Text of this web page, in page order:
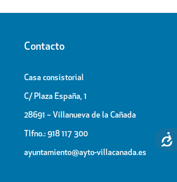
Contacto
Casa consistorial
C/ Plaza España, 1
28691 – Villanueva de la Cañada
Tlfno.: 918 117 300
ayuntamiento@ayto-villacanada.es